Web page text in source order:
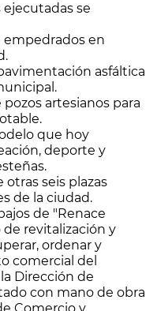
se
empedrados en
asfáltica
artesianos para
que hoy
deporte y
seis plazas
de la ciudad.
de "Renace
revitalización y
ordenar y
comercial del
Dirección de
con mano de obra